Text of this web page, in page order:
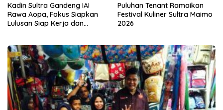
Kadin Sultra Gandeng IAI
Rawa Aopa, Fokus Siapkan
Lulusan Siap Kerja dan
Puluhan Tenant Ramaikan
Festival Kuliner Sultra Maimo
2026